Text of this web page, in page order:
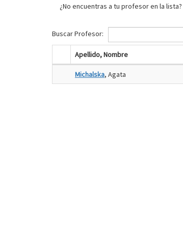
¿No encuentras a tu profesor en la lista?
Buscar Profesor:
Apellido, Nombre
Michalska, Agata